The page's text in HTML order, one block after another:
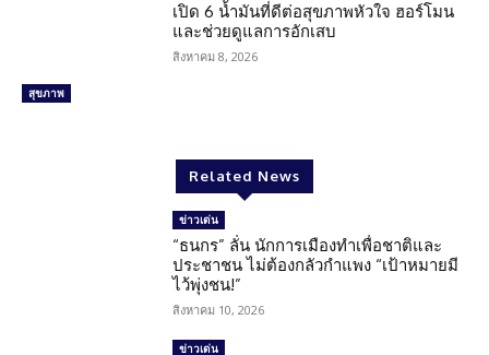
สุขภาพ
เปิด 6 น้ำมันที่ดีต่อสุขภาพหัวใจ ฮอร์โมน
และช่วยดูแลการอักเสบ
สิงหาคม 8, 2026
Related News
ข่าวเด่น
“ธนกร” ลั่น นักการเมืองทำเพื่อชาติและ
ประชาชน ไม่ต้องกลัวกำแพง “เป้าหมายมี
ไว้พุ่งชน!”
สิงหาคม 10, 2026
ข่าวเด่น